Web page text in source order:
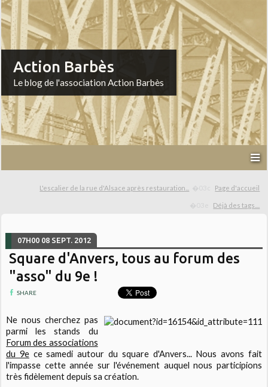
Action Barbès
Le blog de l'association Action Barbès
L'escalier de la rue d'Alsace après restauration... Page d'accueil
Déjà des tags....
07H00 08 SEPT. 2012
Square d'Anvers, tous au forum des
"asso" du 9e !
SHARE
Ne nous cherchez pas
parmi les stands du
Forum des associations
du 9ece samedi autour du square d'Anvers... Nous avons fait
l'impasse cette année sur l'événement auquel nous participions
très fidèlement depuis sa création.